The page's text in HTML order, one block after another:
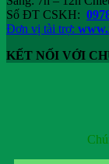
Số ĐT CSKH:
Đơn vị tài trợ:
KẾT NỐI VỚI